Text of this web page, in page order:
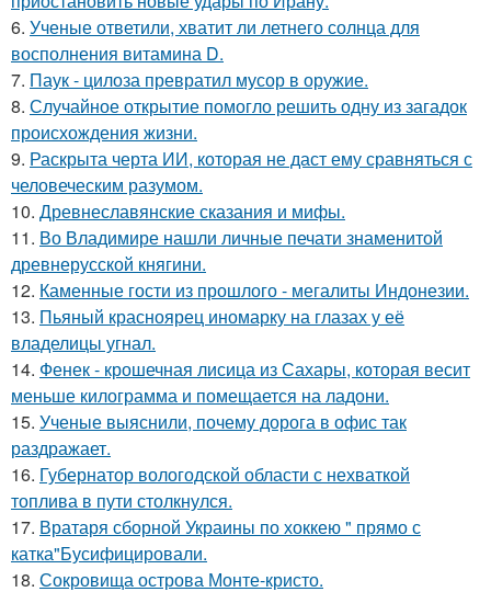
6. Ученые ответили, хватит ли летнего солнца для
восполнения витамина D.
7. Паук - цилоза превратил мусор в оружие.
8. Случайное открытие помогло решить одну из загадок
происхождения жизни.
9. Раскрыта черта ИИ, которая не даст ему сравняться с
человеческим разумом.
10. Древнеславянские сказания и мифы.
11. Во Владимире нашли личные печати знаменитой
древнерусской княгини.
12. Каменные гости из прошлого - мегалиты Индонезии.
13. Пьяный красноярец иномарку на глазах у её
владелицы угнал.
14. Фенек - крошечная лисица из Сахары, которая весит
меньше килограмма и помещается на ладони.
15. Ученые выяснили, почему дорога в офис так
раздражает.
16. Губернатор вологодской области с нехваткой
топлива в пути столкнулся.
17. Вратаря сборной Украины по хоккею " прямо с
катка"Бусифицировали.
18. Сокровища острова Монте-кристо.